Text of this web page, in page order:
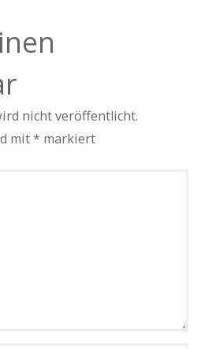
nicht veröffentlicht.
mit* markiert